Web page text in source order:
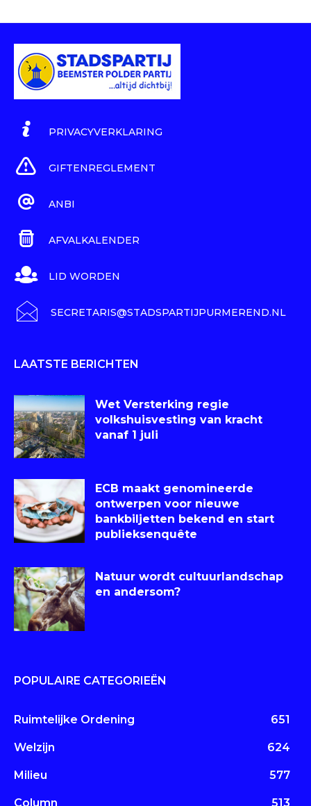
PRIVACYVERKLARING
GIFTENREGLEMENT
ANBI
AFVALKALENDER
LID WORDEN
SECRETARIS@STADSPARTIJPURMEREND.NL
LAATSTE BERICHTEN
Wet Versterking regie
volkshuisvesting van kracht
vanaf 1 juli
ECB maakt genomineerde
ontwerpen voor nieuwe
bankbiljetten bekend en start
publieksenquête
Natuur wordt cultuurlandschap
en andersom?
POPULAIRE CATEGORIEËN
Ruimtelijke Ordening 651
Welzijn 624
Milieu 577
Column 513